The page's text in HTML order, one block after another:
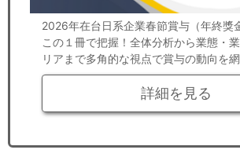
2026年在台日系企業春節賞与（年終獎
この１冊で把握！全体分析から業態・
リアまで多角的な視点で賞与の動向を網
詳細を見る